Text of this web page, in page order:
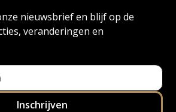
nieuwsbrief en blijf op de
veranderingen en